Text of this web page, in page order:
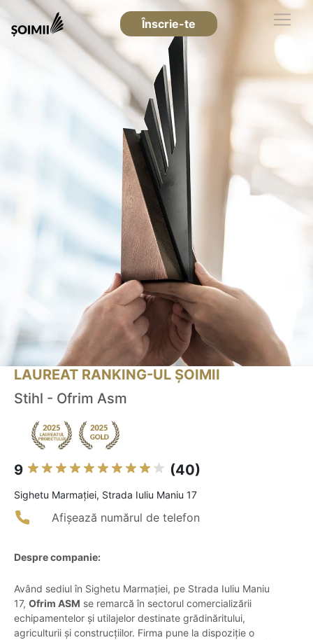
Înscrie-te
LAUREAT RANKING-UL ȘOIMII
Stihl - Ofrim Asm
9 (40)
Sighetu Marmaţiei, Strada Iuliu Maniu 17
Afișează numărul de telefon
Despre companie:
Având sediul în Sighetu Marmației, pe Strada Iuliu Maniu
17, Ofrim ASM se remarcă în sectorul comercializării
echipamentelor și utilajelor destinate grădinăritului,
agriculturii și construcțiilor. Firma pune la dispoziție o